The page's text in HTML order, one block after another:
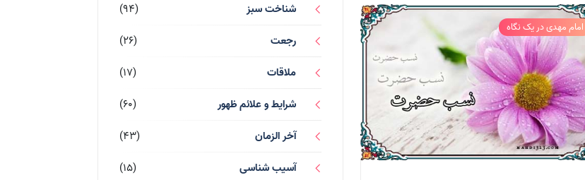
امام مهدی در یک نگاه
شناخت سبز
(94)
رجعت
(26)
ملاقات
(17)
شرایط و علائم ظهور
(60)
آخر الزمان
(43)
آسیب شناسی
(15)